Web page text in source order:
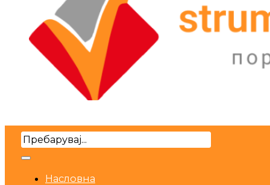
Search
Насловна